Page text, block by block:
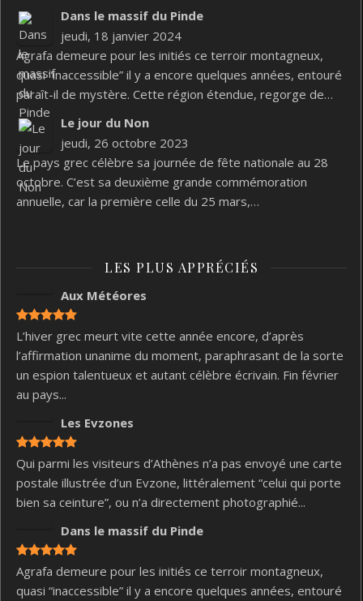
Dans le massif du Pinde
jeudi, 18 janvier 2024
Agrafa demeure pour les initiés ce terroir montagneux,
quasi “inaccessible” il y a encore quelques années, entouré
paraît-il de mystère. Cette région étendue, regorge de…
Le jour du Non
jeudi, 26 octobre 2023
Le pays grec célèbre sa journée de fête nationale au 28
octobre. C’est sa deuxième grande commémoration
annuelle, car la première celle du 25 mars,…
LES PLUS APPRÉCIÉS
Aux Météores
L’hiver grec meurt vite cette année encore, d’après
l’affirmation unanime du moment, paraphrasant de la sorte
un espion talentueux et autant célèbre écrivain. Fin février
au pays...
Les Evzones
Qui parmi les visiteurs d’Athènes n’a pas envoyé une carte
postale illustrée d’un Evzone, littéralement “celui qui porte
bien sa ceinture”, ou n’a directement photographié...
Dans le massif du Pinde
Agrafa demeure pour les initiés ce terroir montagneux,
quasi “inaccessible” il y a encore quelques années, entouré